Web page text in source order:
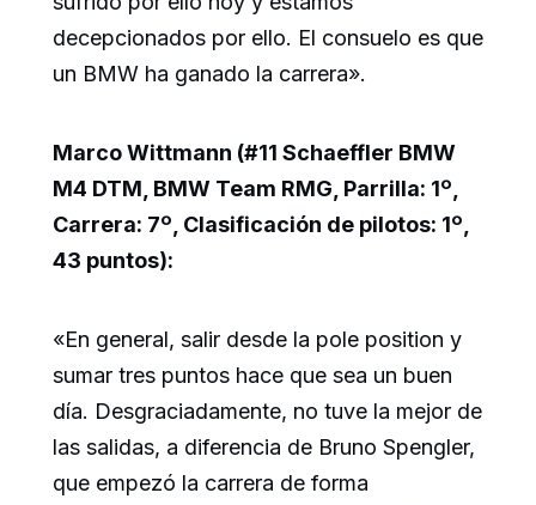
decepcionados por ello. El consuelo es que
un BMW ha ganado la carrera».
Marco Wittmann (#11 Schaeffler BMW
M4 DTM, BMW Team RMG, Parrilla: 1º,
Carrera: 7º, Clasificación de pilotos: 1º,
43 puntos):
«En general, salir desde la pole position y
sumar tres puntos hace que sea un buen
día. Desgraciadamente, no tuve la mejor de
las salidas, a diferencia de Bruno Spengler,
que empezó la carrera de forma